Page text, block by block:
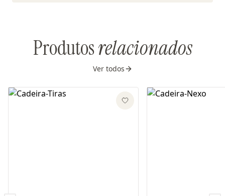
Produtosrelacionados
Ver todos